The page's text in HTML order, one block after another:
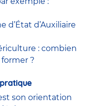
d’État d’Auxiliaire
: combien
?
son orientation